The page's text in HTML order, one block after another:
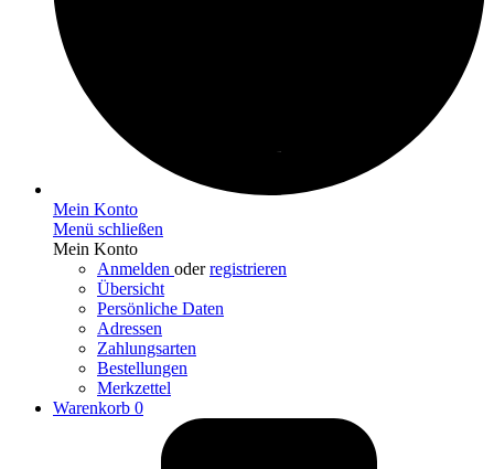
Mein Konto
Menü schließen
Mein Konto
Anmelden oderregistrieren
Übersicht
Persönliche Daten
Adressen
Zahlungsarten
Bestellungen
Merkzettel
Warenkorb 0